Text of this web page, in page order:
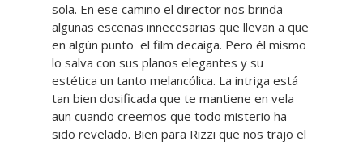
sola. En ese camino el director nos brinda
algunas escenas innecesarias que llevan a que
en algún punto el film decaiga. Pero él mismo
lo salva con sus planos elegantes y su
estética un tanto melancólica. La intriga está
tan bien dosificada que te mantiene en vela
aun cuando creemos que todo misterio ha
sido revelado. Bien para Rizzi que nos trajo el